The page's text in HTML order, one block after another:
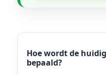
Hoe wordt de
bepaald?